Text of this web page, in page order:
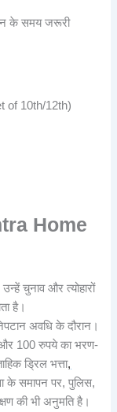
के समय जरूरी
of 10th/12th)
Home
चुनाव और त्योहारों
है।
अवधि के दौरान।
और 100 रुपये का भरण-
ड्रिल भत्ता,
के समापन पर, पुलिस,
की भी अनुमति है।